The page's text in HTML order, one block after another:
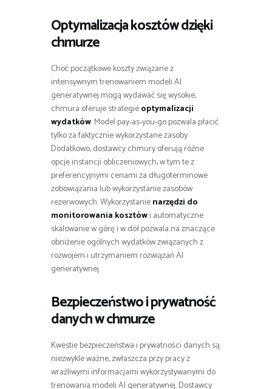
Optymalizacja kosztów dzięki
chmurze
Choć początkowe koszty związane z
intensywnym trenowaniem modeli AI
generatywnej mogą wydawać się wysokie,
chmura oferuje strategieoptymalizacji
wydatków. Model pay-as-you-go pozwala płacić
tylko za faktycznie wykorzystane zasoby.
Dodatkowo, dostawcy chmury oferują różne
opcje instancji obliczeniowych, w tym te z
preferencyjnymi cenami za długoterminowe
zobowiązania lub wykorzystanie zasobów
rezerwowych. Wykorzystanienarzędzi do
monitorowania kosztówi automatyczne
skalowanie w górę i w dół pozwala na znaczące
obniżenie ogólnych wydatków związanych z
rozwojem i utrzymaniem rozwiązań AI
generatywnej.
Bezpieczeństwo i prywatność
danych w chmurze
Kwestie bezpieczeństwa i prywatności danych są
niezwykle ważne, zwłaszcza przy pracy z
wrażliwymi informacjami wykorzystywanymi do
trenowania modeli AI generatywnej. Dostawcy